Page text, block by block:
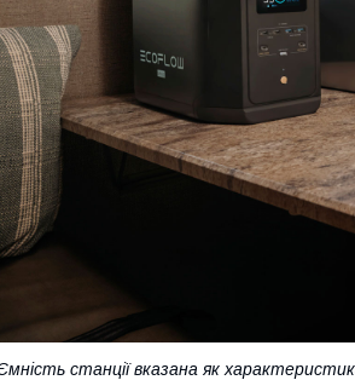
станції вказана як